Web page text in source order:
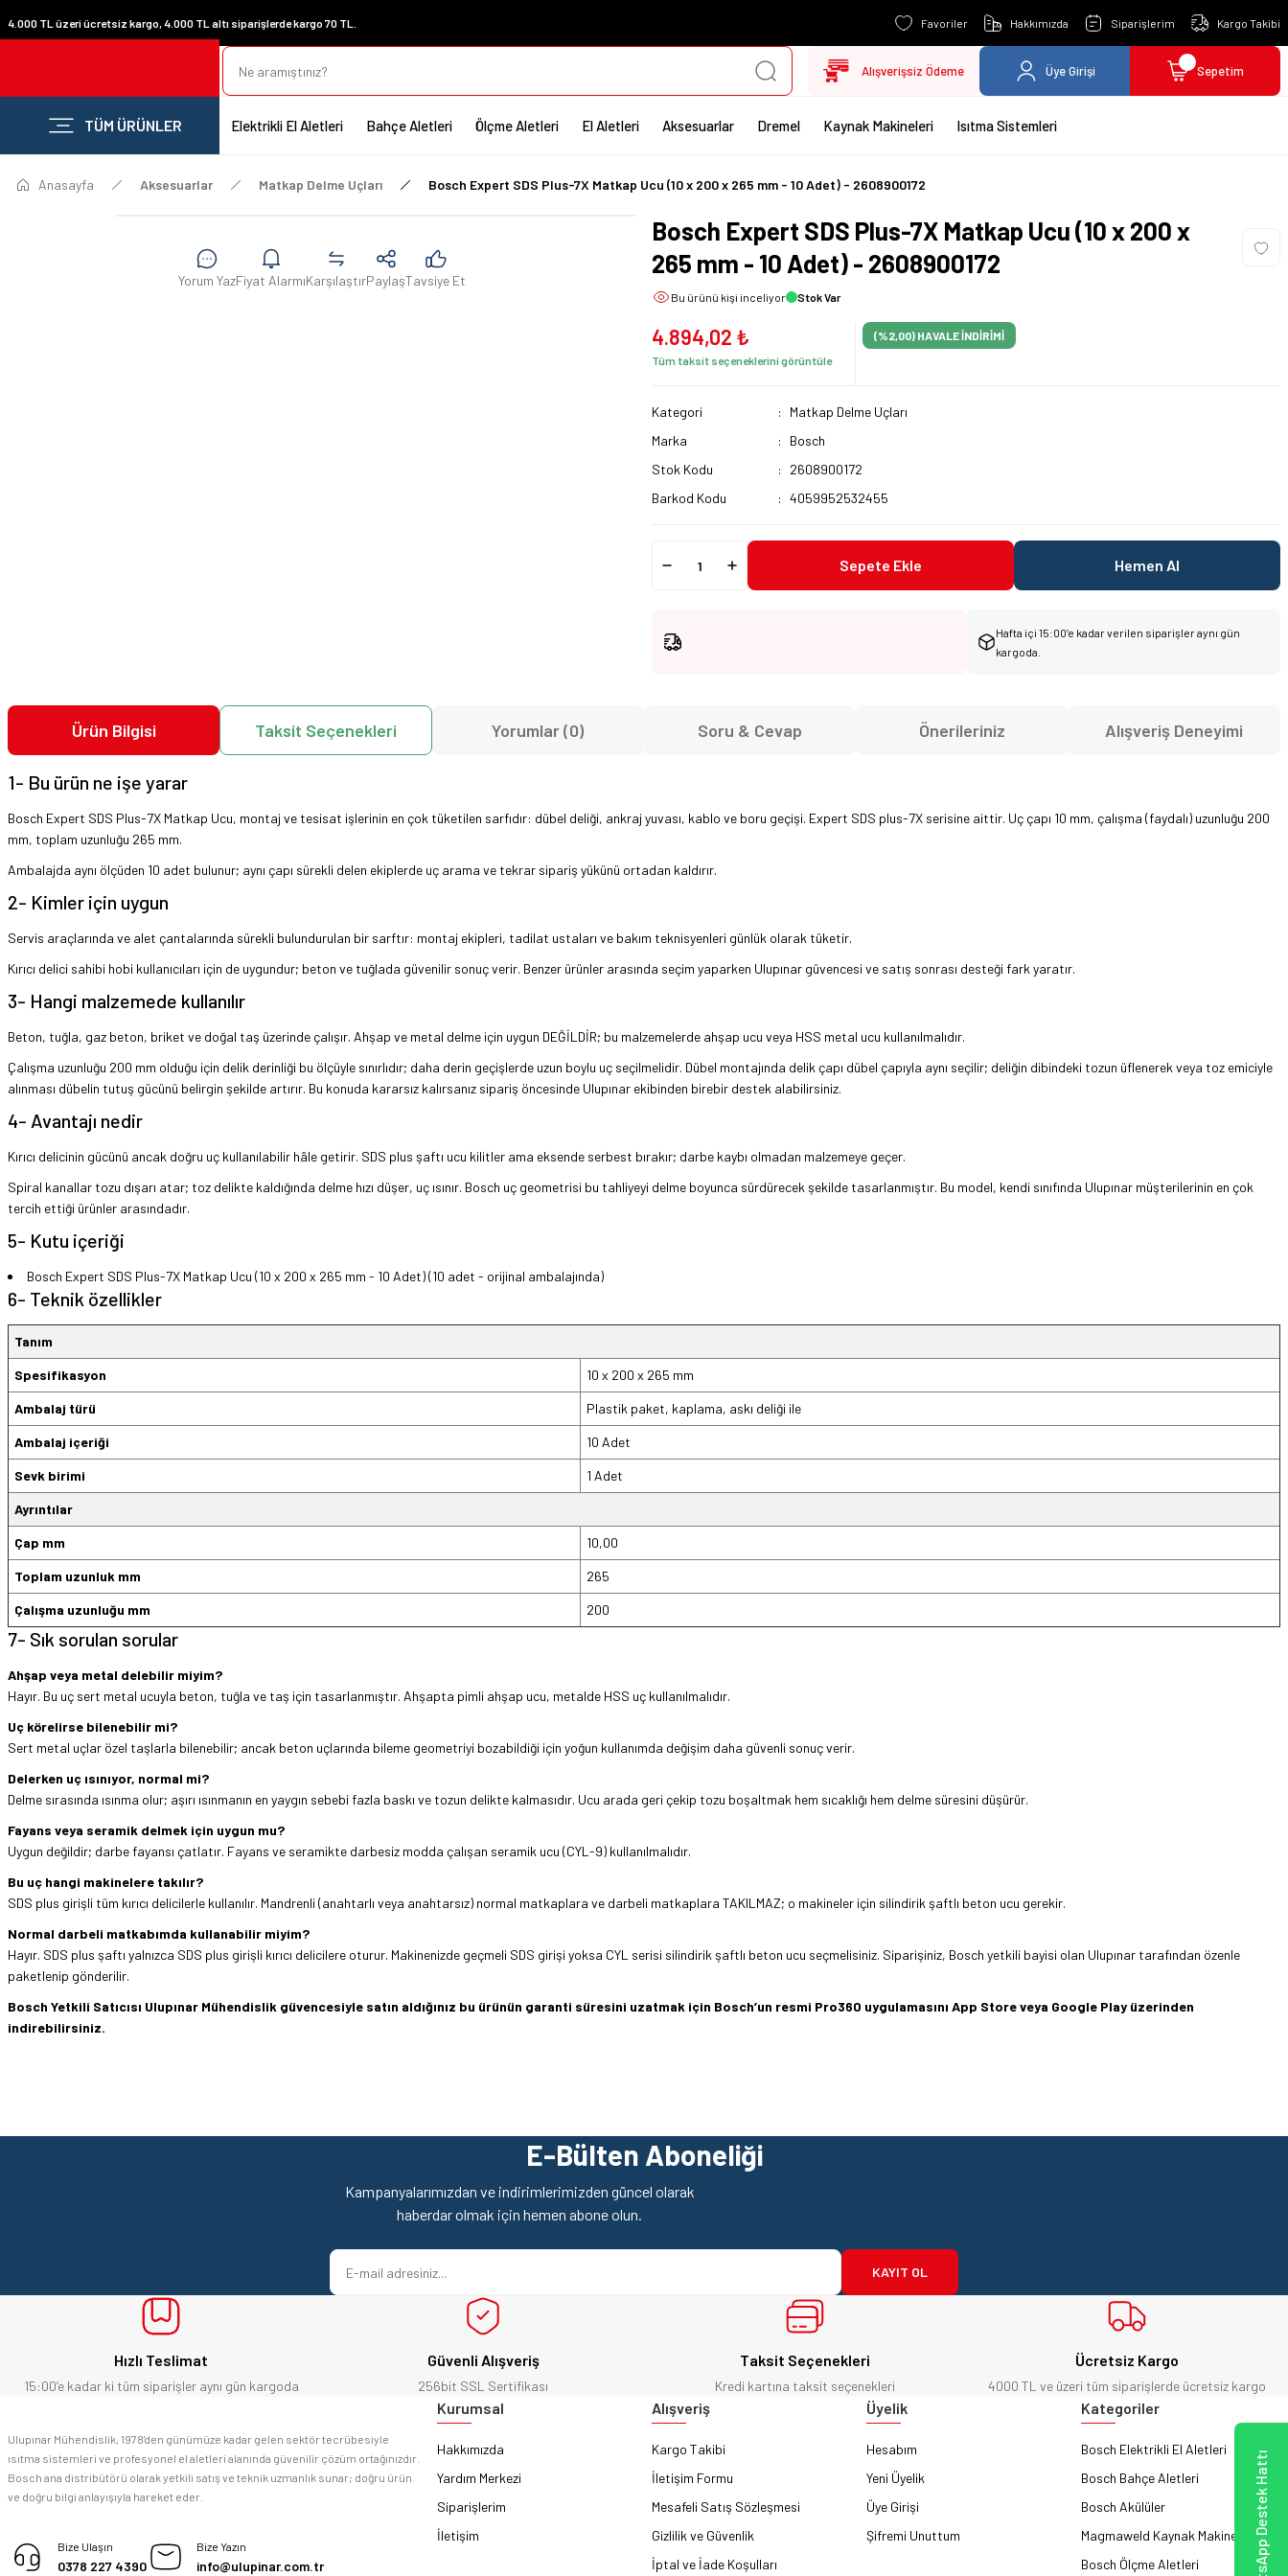
4.000 TL üzeri ücretsiz kargo, 4.000 TL altı siparişlerde kargo 70 TL. Favoriler Hakkımızda Siparişlerim Kargo Takibi
Alışverişsiz Ödeme Üye Girişi Sepetim
TÜM ÜRÜNLER Elektrikli El Aletleri Bahçe Aletleri Ölçme Aletleri El Aletleri Aksesuarlar Dremel Kaynak Makineleri Isıtma Sistemleri
Anasayfa Aksesuarlar Matkap Delme Uçları Bosch Expert SDS Plus-7X Matkap Ucu (10 x 200 x 265 mm - 10 Adet) - 2608900172
Yorum YazFiyat AlarmıKarşılaştırPaylaşTavsiye Et
Bosch Expert SDS Plus-7X Matkap Ucu (10 x 200 x
265 mm - 10 Adet) - 2608900172
Bu ürünü kişi inceliyor Stok Var
4.894,02 ₺
Tüm taksit seçeneklerini görüntüle
(%2,00) HAVALE İNDİRİMİ
Kategori
Matkap Delme Uçları
Marka
Bosch
Stok Kodu
2608900172
Barkod Kodu
4059952532455
Sepete Ekle Hemen Al
Hafta içi 15:00’e kadar verilen siparişler aynı gün
kargoda.
Ürün Bilgisi Taksit Seçenekleri Yorumlar (0) Soru & Cevap Önerileriniz Alışveriş Deneyimi
1- Bu ürün ne işe yarar
Bosch Expert SDS Plus-7X Matkap Ucu, montaj ve tesisat işlerinin en çok tüketilen sarfıdır: dübel deliği, ankraj yuvası, kablo ve boru geçişi. Expert SDS plus-7X serisine aittir. Uç çapı 10 mm, çalışma (faydalı) uzunluğu 200
mm, toplam uzunluğu 265 mm.
Ambalajda aynı ölçüden 10 adet bulunur; aynı çapı sürekli delen ekiplerde uç arama ve tekrar sipariş yükünü ortadan kaldırır.
2- Kimler için uygun
Servis araçlarında ve alet çantalarında sürekli bulundurulan bir sarftır: montaj ekipleri, tadilat ustaları ve bakım teknisyenleri günlük olarak tüketir.
Kırıcı delici sahibi hobi kullanıcıları için de uygundur; beton ve tuğlada güvenilir sonuç verir. Benzer ürünler arasında seçim yaparken Ulupınar güvencesi ve satış sonrası desteği fark yaratır.
3- Hangi malzemede kullanılır
Beton, tuğla, gaz beton, briket ve doğal taş üzerinde çalışır. Ahşap ve metal delme için uygun DEĞİLDİR; bu malzemelerde ahşap ucu veya HSS metal ucu kullanılmalıdır.
Çalışma uzunluğu 200 mm olduğu için delik derinliği bu ölçüyle sınırlıdır; daha derin geçişlerde uzun boylu uç seçilmelidir. Dübel montajında delik çapı dübel çapıyla aynı seçilir; deliğin dibindeki tozun üflenerek veya toz emiciyle
alınması dübelin tutuş gücünü belirgin şekilde artırır. Bu konuda kararsız kalırsanız sipariş öncesinde Ulupınar ekibinden birebir destek alabilirsiniz.
4- Avantajı nedir
Kırıcı delicinin gücünü ancak doğru uç kullanılabilir hâle getirir. SDS plus şaftı ucu kilitler ama eksende serbest bırakır; darbe kaybı olmadan malzemeye geçer.
Spiral kanallar tozu dışarı atar; toz delikte kaldığında delme hızı düşer, uç ısınır. Bosch uç geometrisi bu tahliyeyi delme boyunca sürdürecek şekilde tasarlanmıştır. Bu model, kendi sınıfında Ulupınar müşterilerinin en çok
tercih ettiği ürünler arasındadır.
5- Kutu içeriği
Bosch Expert SDS Plus-7X Matkap Ucu (10 x 200 x 265 mm - 10 Adet) (10 adet - orijinal ambalajında)
6- Teknik özellikler
Tanım
Spesifikasyon 10 x 200 x 265 mm
Ambalaj türü Plastik paket, kaplama, askı deliği ile
Ambalaj içeriği 10 Adet
Sevk birimi 1 Adet
Ayrıntılar
Çap mm 10,00
Toplam uzunluk mm 265
Çalışma uzunluğu mm 200
7- Sık sorulan sorular
Ahşap veya metal delebilir miyim?
Hayır. Bu uç sert metal ucuyla beton, tuğla ve taş için tasarlanmıştır. Ahşapta pimli ahşap ucu, metalde HSS uç kullanılmalıdır.
Uç körelirse bilenebilir mi?
Sert metal uçlar özel taşlarla bilenebilir; ancak beton uçlarında bileme geometriyi bozabildiği için yoğun kullanımda değişim daha güvenli sonuç verir.
Delerken uç ısınıyor, normal mi?
Delme sırasında ısınma olur; aşırı ısınmanın en yaygın sebebi fazla baskı ve tozun delikte kalmasıdır. Ucu arada geri çekip tozu boşaltmak hem sıcaklığı hem delme süresini düşürür.
Fayans veya seramik delmek için uygun mu?
Uygun değildir; darbe fayansı çatlatır. Fayans ve seramikte darbesiz modda çalışan seramik ucu (CYL-9) kullanılmalıdır.
Bu uç hangi makinelere takılır?
SDS plus girişli tüm kırıcı delicilerle kullanılır. Mandrenli (anahtarlı veya anahtarsız) normal matkaplara ve darbeli matkaplara TAKILMAZ; o makineler için silindirik şaftlı beton ucu gerekir.
Normal darbeli matkabımda kullanabilir miyim?
Hayır. SDS plus şaftı yalnızca SDS plus girişli kırıcı delicilere oturur. Makinenizde geçmeli SDS girişi yoksa CYL serisi silindirik şaftlı beton ucu seçmelisiniz. Siparişiniz, Bosch yetkili bayisi olan Ulupınar tarafından özenle
paketlenip gönderilir.
Bosch Yetkili Satıcısı Ulupınar Mühendislik güvencesiyle satın aldığınız bu ürünün garanti süresini uzatmak için Bosch’un resmi Pro360 uygulamasını App Store veya Google Play üzerinden
indirebilirsiniz.
Yorum Yaz
Soru Sor
Bosch marka alet alacaksam kesinlikle adresim Ulupınar.com.tr
M... K... | 04/05/2026
E-Bülten Aboneliği
Kampanyalarımızdan ve indirimlerimizden güncel olarak
haberdar olmak için hemen abone olun.
KAYIT OL
Hızlı Teslimat
15:00’e kadar ki tüm siparişler aynı gün kargoda
Güvenli Alışveriş
256bit SSL Sertifikası
Taksit Seçenekleri
Kredi kartına taksit seçenekleri
Ücretsiz Kargo
4000 TL ve üzeri tüm siparişlerde ücretsiz kargo
Ulupınar Mühendislik, 1978'den günümüze kadar gelen sektör tecrübesiyle
ısıtma sistemleri ve profesyonel el aletleri alanında güvenilir çözüm ortağınızdır.
Bosch ana distribütörü olarak yetkili satış ve teknik uzmanlık sunar; doğru ürün
ve doğru bilgi anlayışıyla hareket eder.
Bize Ulaşın
0378 227 4390
Bize Yazın
info@ulupinar.com.tr
Kurumsal
Hakkımızda
Yardım Merkezi
Siparişlerim
İletişim
Alışveriş
Kargo Takibi
İletişim Formu
Mesafeli Satış Sözleşmesi
Gizlilik ve Güvenlik
İptal ve İade Koşulları
Üyelik
Hesabım
Yeni Üyelik
Üye Girişi
Şifremi Unuttum
Kategoriler
Bosch Elektrikli El Aletleri
Bosch Bahçe Aletleri
Bosch Akülüler
Magmaweld Kaynak Makineleri
Bosch Ölçme Aletleri
WhatsApp Destek Hattı